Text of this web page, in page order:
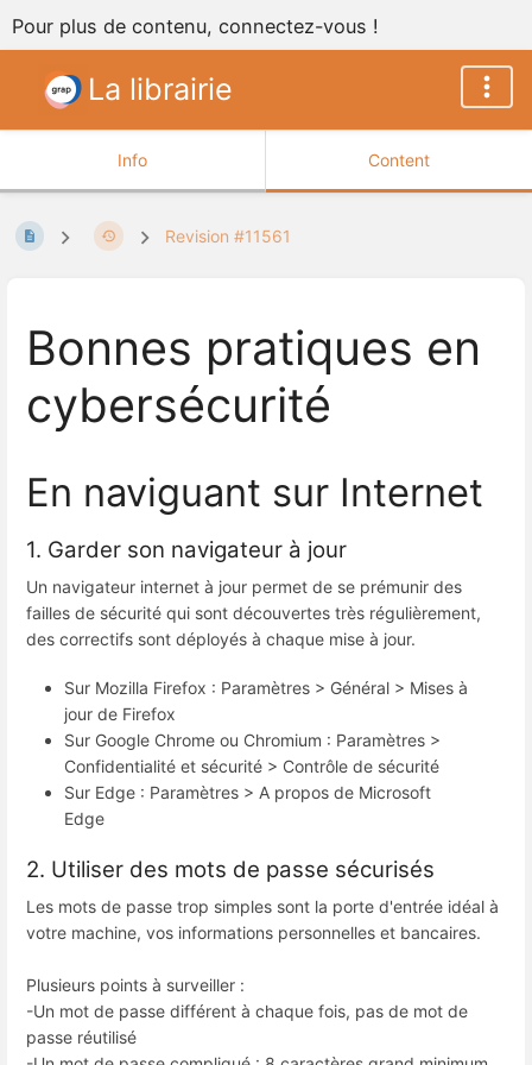
Pour plus de contenu, connectez-vous !
La librairie
Info Content
Revision #11561
Bonnes pratiques en
cybersécurité
En naviguant sur Internet
1. Garder son navigateur à jour
Un navigateur internet à jour permet de se prémunir des
failles de sécurité qui sont découvertes très régulièrement,
des correctifs sont déployés à chaque mise à jour.
Sur Mozilla Firefox : Paramètres > Général > Mises à
jour de Firefox
Sur Google Chrome ou Chromium : Paramètres >
Confidentialité et sécurité > Contrôle de sécurité
Sur Edge : Paramètres > A propos de Microsoft
Edge
2. Utiliser des mots de passe sécurisés
Les mots de passe trop simples sont la porte d'entrée idéal à
votre machine, vos informations personnelles et bancaires.
Plusieurs points à surveiller :
-Un mot de passe différent à chaque fois, pas de mot de
passe réutilisé